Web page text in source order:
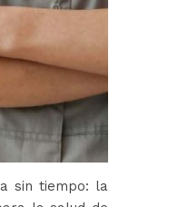
sin tiempo: la